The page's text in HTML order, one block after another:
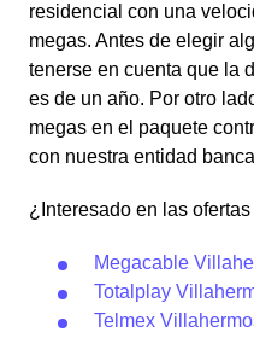
residencial con una
megas. Antes de elegir
tenerse en cuenta que la
es de un año. Por otro
megas en el paquete
con nuestra entidad
¿Interesado en las ofertas
Megacable
Totalplay
Telmex